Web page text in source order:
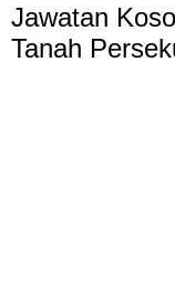
Jawatan
Tanah